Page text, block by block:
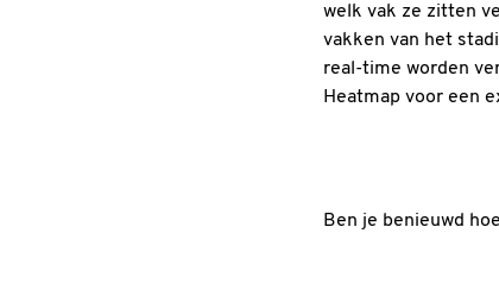
welk vak ze zitten
vakken van het
real-time worden
Heatmap voor een
Ben je benieuwd